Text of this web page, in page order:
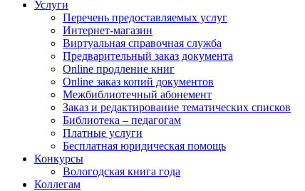
Услуги
Перечень предоставляемых услуг
Интернет-магазин
Виртуальная справочная служба
Предварительный заказ документа
Online продление книг
Online заказ копий документов
Межбиблиотечный абонемент
Заказ и редактирование тематических списков
Библиотека – педагогам
Платные услуги
Бесплатная юридическая помощь
Конкурсы
Вологодская книга года
Коллегам